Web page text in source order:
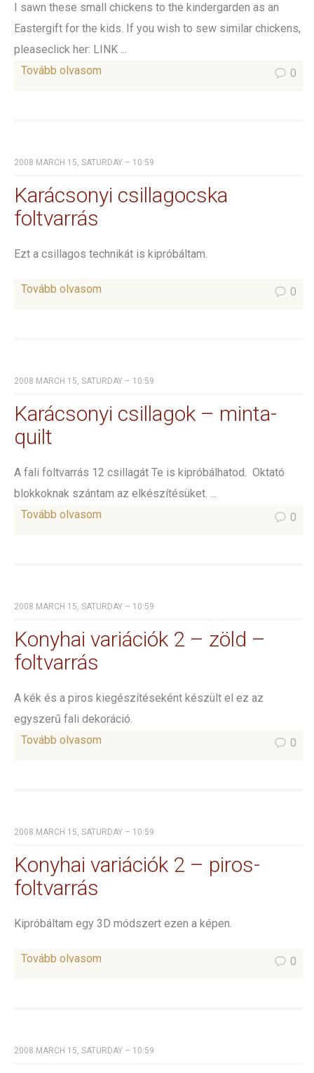
I sawn these small chickens to the kindergarden as an
Eastergift for the kids. If you wish to sew similar chickens,
pleaseclick her: LINK ...
Tovább olvasom
0
2008 MARCH 15, SATURDAY – 10:59
Karácsonyi csillagocska
foltvarrás
Ezt a csillagos technikát is kipróbáltam.
Tovább olvasom 0
2008 MARCH 15, SATURDAY – 10:59
Karácsonyi csillagok – minta-
quilt
A fali foltvarrás 12 csillagát Te is kipróbálhatod. Oktató
blokkoknak szántam az elkészítésüket. ...
Tovább olvasom
0
2008 MARCH 15, SATURDAY – 10:59
Konyhai variációk 2 – zöld –
foltvarrás
A kék és a piros kiegészítéseként készült el ez az
egyszerű fali dekoráció.
Tovább olvasom
0
2008 MARCH 15, SATURDAY – 10:59
Konyhai variációk 2 – piros-
foltvarrás
Kipróbáltam egy 3D módszert ezen a képen.
Tovább olvasom 0
2008 MARCH 15, SATURDAY – 10:59